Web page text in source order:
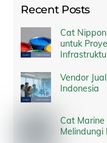
Recent Posts
Cat
untuk
Vendor
Indonesia
Cat